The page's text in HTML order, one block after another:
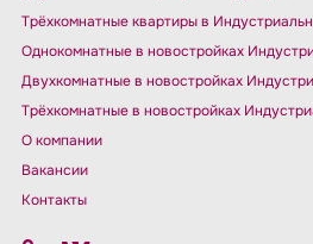
Трёхкомнатные квартиры в
Однокомнатные в новостройках
Двухкомнатные в новостройках
Трёхкомнатные в новостройках
О компании
Вакансии
Контакты